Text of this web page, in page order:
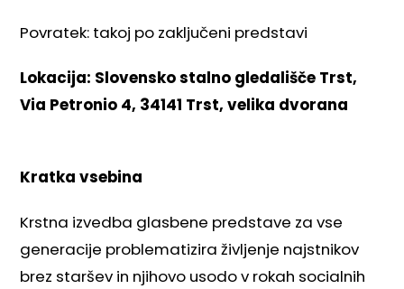
Povratek: takoj po zaključeni predstavi
Lokacija: Slovensko stalno gledališče Trst,
Via Petronio 4, 34141 Trst, velika dvorana
Kratka vsebina
Krstna izvedba glasbene predstave za vse
generacije problematizira življenje najstnikov
brez staršev in njihovo usodo v rokah socialnih